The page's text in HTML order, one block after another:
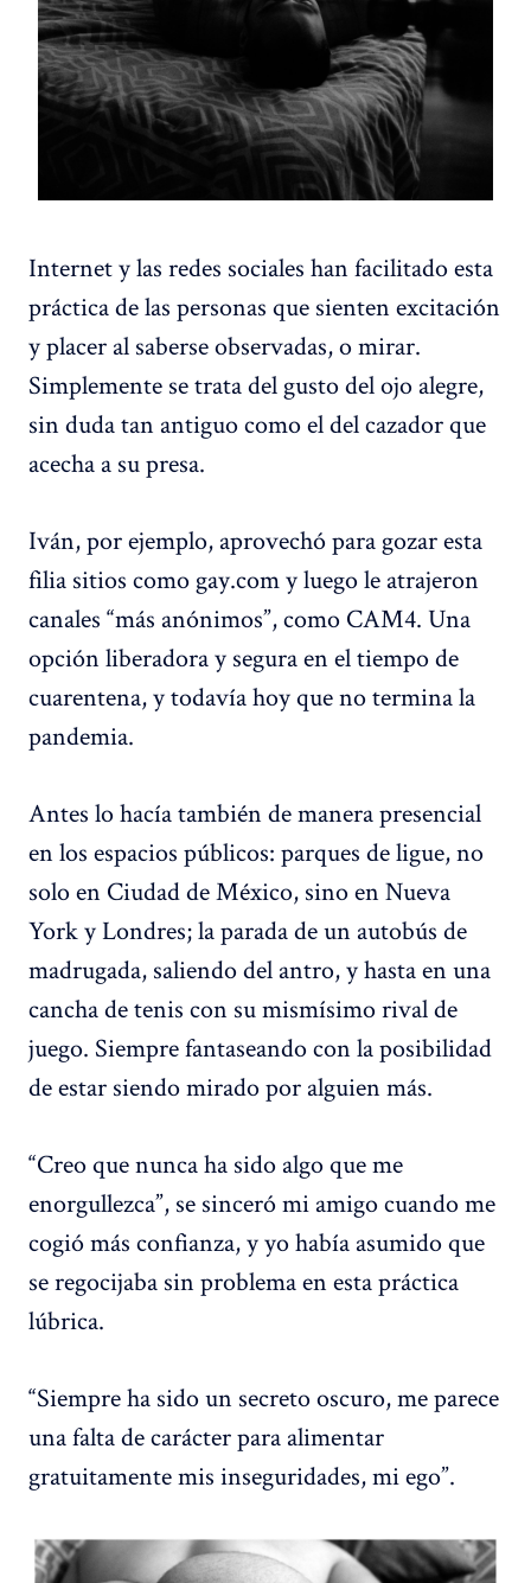
Internet y las redes sociales han facilitado esta
práctica de las personas que sienten excitación
y placer al saberse observadas, o mirar.
Simplemente se trata del gusto del ojo alegre,
sin duda tan antiguo como el del cazador que
acecha a su presa.
Iván, por ejemplo, aprovechó para gozar esta
filia sitios como gay.com y luego le atrajeron
canales “más anónimos”, como CAM4. Una
opción liberadora y segura en el tiempo de
cuarentena, y todavía hoy que no termina la
pandemia.
Antes lo hacía también de manera presencial
en los espacios públicos: parques de ligue, no
solo en Ciudad de México, sino en Nueva
York y Londres; la parada de un autobús de
madrugada, saliendo del antro, y hasta en una
cancha de tenis con su mismísimo rival de
juego. Siempre fantaseando con la posibilidad
de estar siendo mirado por alguien más.
“Creo que nunca ha sido algo que me
enorgullezca”, se sinceró mi amigo cuando me
cogió más confianza, y yo había asumido que
se regocijaba sin problema en esta práctica
lúbrica.
“Siempre ha sido un secreto oscuro, me parece
una falta de carácter para alimentar
gratuitamente mis inseguridades, mi ego”.